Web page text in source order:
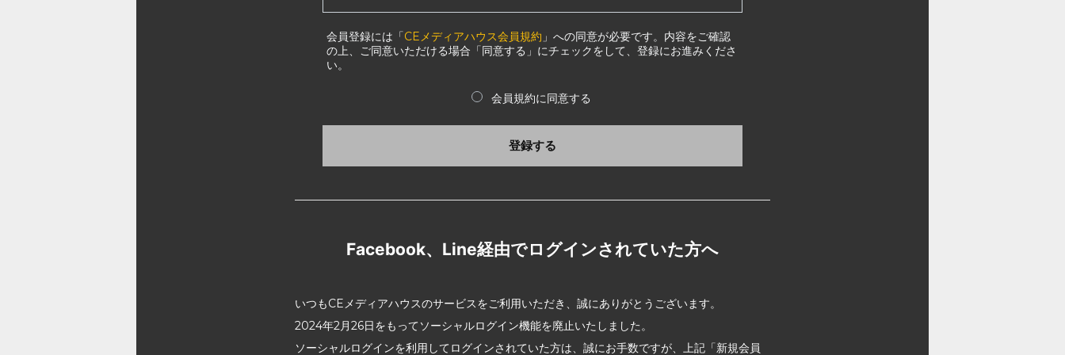
会員登録には「CEメディアハウス会員規約 」への同意が必要です。内容をご確認
の上、ご同意いただける場合「同意する」にチェックをして、登録にお進みくださ
い。
会員規約に同意する
登録する
Facebook、Line経由でログインされていた方へ
いつもCEメディアハウスのサービスをご利用いただき、誠にありがとうございます。
2024年2月26日をもってソーシャルログイン機能を廃止いたしました。
ソーシャルログインを利用してログインされていた方は、誠にお手数ですが、上記「新規会員